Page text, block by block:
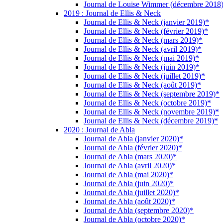
Journal de Louise Wimmer (décembre
2019 : Journal de Ellis & Neck
Journal de Ellis & Neck (janvier 2019)*
Journal de Ellis & Neck (février 2019)*
Journal de Ellis & Neck (mars 2019)*
Journal de Ellis & Neck (avril 2019)*
Journal de Ellis & Neck (mai 2019)*
Journal de Ellis & Neck (juin 2019)*
Journal de Ellis & Neck (juillet 2019)*
Journal de Ellis & Neck (août 2019)*
Journal de Ellis & Neck (septembre 2019)*
Journal de Ellis & Neck (octobre 2019)*
Journal de Ellis & Neck (novembre 2019)*
Journal de Ellis & Neck (décembre 2019)*
2020 : Journal de Abla
Journal de Abla (janvier 2020)*
Journal de Abla (février 2020)*
Journal de Abla (mars 2020)*
Journal de Abla (avril 2020)*
Journal de Abla (mai 2020)*
Journal de Abla (juin 2020)*
Journal de Abla (juillet 2020)*
Journal de Abla (août 2020)*
Journal de Abla (septembre 2020)*
Journal de Abla (octobre 2020)*